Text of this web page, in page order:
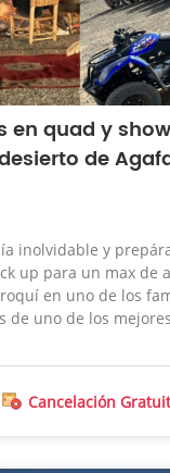
en quad y
de
inolvidable y
up para un max de
en uno de los
de uno de los
Cancelación